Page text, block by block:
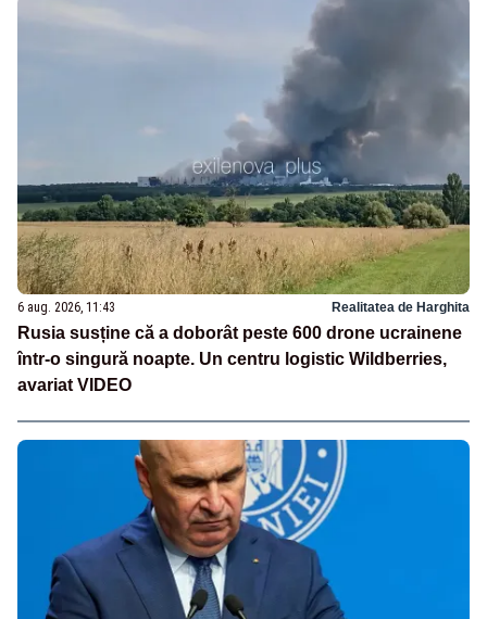
6 aug. 2026, 11:43 Realitatea de Harghita
Rusia susține că a doborât peste 600 drone ucrainene
într-o singură noapte. Un centru logistic Wildberries,
avariat VIDEO